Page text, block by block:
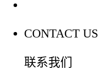
CONTACT US
联系我们